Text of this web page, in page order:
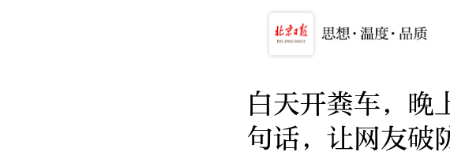
白天开粪车，
句话，让网友破